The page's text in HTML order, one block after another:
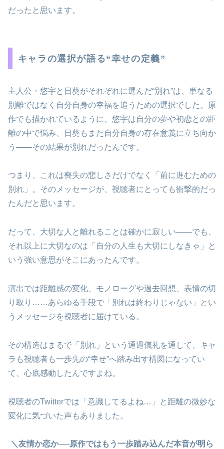
だったと思います。
キャラの選択が語る“幸せの定義”
主人公・悠宇と日葵がそれぞれに選んだ“別れ”は、単なる
別離ではなく自分自身の幸福を追うための選択でした。原
作でも描かれているように、悠宇は自分の夢や初恋との距
離の中で悩み、日葵もまた自分自身の存在意義に立ち向か
う――その結果が別れだったんです。
つまり、これは喪失の悲しさだけでなく「前に進むための
別れ」。そのメッセージが、視聴者にとっても衝撃的だっ
たんだと思います。
だって、大切な人と離れることは確かに寂しい――でも、
それ以上に大切なのは「自分の人生も大切にしなきゃ」と
いう強い意思がそこにあったんです。
演出では距離感の変化、モノローグや過去回想、表情の切
り取り……あらゆる手段で「別れは終わりじゃない」とい
うメッセージを視聴者に届けている。
その構造はまるで「別れ」という通過儀礼を通して、キャ
ラも視聴者も一歩先の“幸せ”へ踏み出す構図になってい
て、心底感動したんですよね。
視聴者のTwitterでは「意識してるよね…」と距離の微妙な
変化に気づいた声もありました。
＼友情か恋か──原作ではもう一歩踏み込んだ本音が明ら